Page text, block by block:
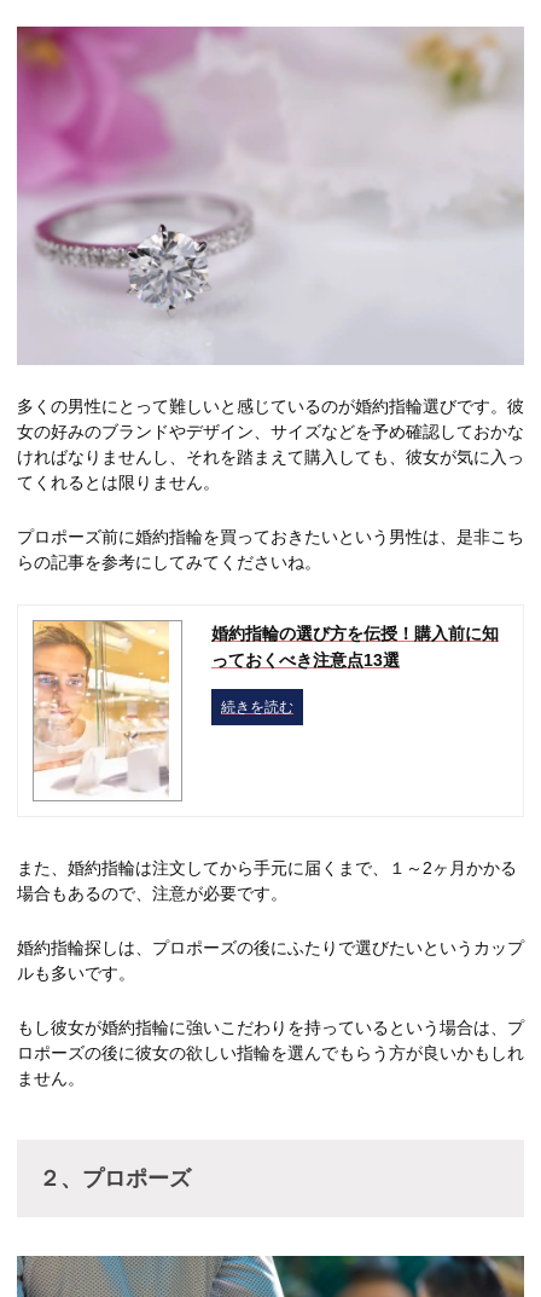
多くの男性にとって難しいと感じているのが婚約指輪選びです。彼
女の好みのブランドやデザイン、サイズなどを予め確認しておかな
ければなりませんし、それを踏まえて購入しても、彼女が気に入っ
てくれるとは限りません。
プロポーズ前に婚約指輪を買っておきたいという男性は、是非こち
らの記事を参考にしてみてくださいね。
婚約指輪の選び方を伝授！購入前に知
っておくべき注意点13選
続きを読む
また、婚約指輪は注文してから手元に届くまで、１～2ヶ月かかる
場合もあるので、注意が必要です。
婚約指輪探しは、プロポーズの後にふたりで選びたいというカップ
ルも多いです。
もし彼女が婚約指輪に強いこだわりを持っているという場合は、プ
ロポーズの後に彼女の欲しい指輪を選んでもらう方が良いかもしれ
ません。
２、プロポーズ